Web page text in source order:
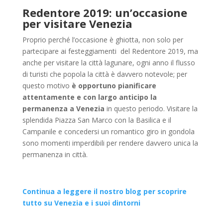
Redentore 2019: un’occasione
per visitare Venezia
Proprio perché l’occasione è ghiotta, non solo per
partecipare ai festeggiamenti del Redentore 2019, ma
anche per visitare la città lagunare, ogni anno il flusso
di turisti che popola la città è davvero notevole; per
questo motivo è opportuno pianificare
attentamente e con largo anticipo la
permanenza a Venezia in questo periodo. Visitare la
splendida Piazza San Marco con la Basilica e il
Campanile e concedersi un romantico giro in gondola
sono momenti imperdibili per rendere davvero unica la
permanenza in città.
Continua a leggere il nostro blog per scoprire
tutto su Venezia e i suoi dintorni